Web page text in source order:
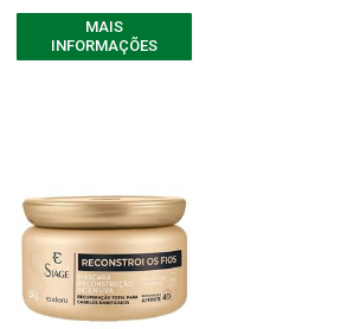
MAIS
INFORMAÇÕES